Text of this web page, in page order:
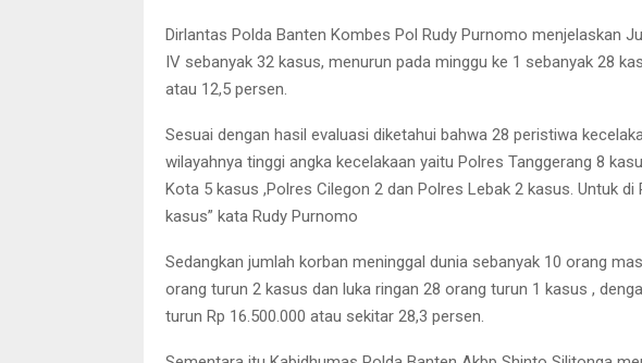
Dirlantas Polda Banten Kombes Pol Rudy Purnomo menjelaskan
IV sebanyak 32 kasus, menurun pada minggu ke 1 sebanyak 28
atau 12,5 persen.
Sesuai dengan hasil evaluasi diketahui bahwa 28 peristiwa
wilayahnya tinggi angka kecelakaan yaitu Polres Tanggerang 8
Kota 5 kasus ,Polres Cilegon 2 dan Polres Lebak 2 kasus. Untuk di
kasus” kata Rudy Purnomo
Sedangkan jumlah korban meninggal dunia sebanyak 10 orang
orang turun 2 kasus dan luka ringan 28 orang turun 1 kasus ,
turun Rp 16.500.000 atau sekitar 28,3 persen.